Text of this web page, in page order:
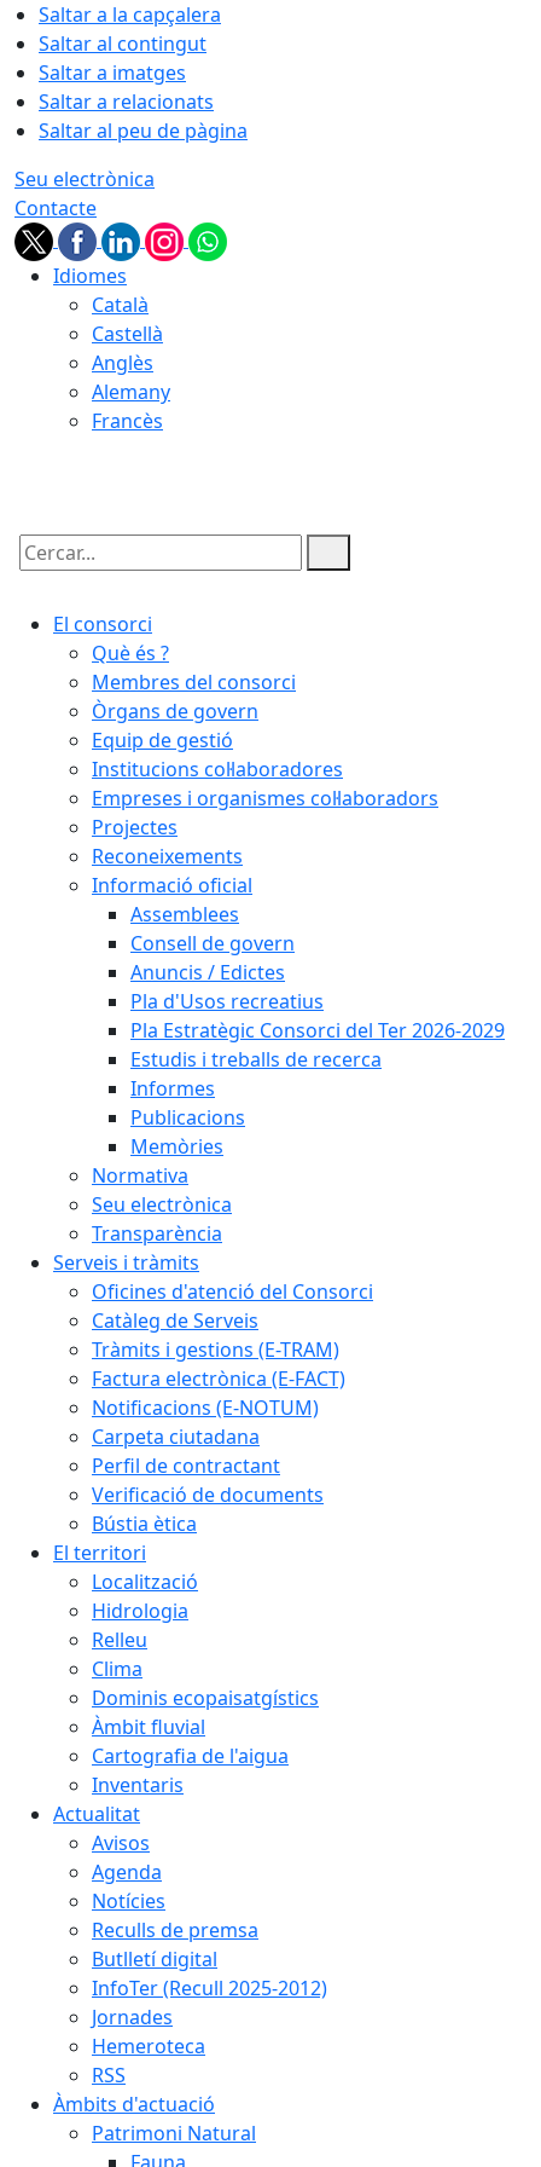
Saltar a la capçalera
Saltar al contingut
Saltar a imatges
Saltar a relacionats
Saltar al peu de pàgina
Seu electrònica
Contacte
Idiomes
Català
Castellà
Anglès
Alemany
Francès
Cercar:
El consorci
Què és ?
Membres del consorci
Òrgans de govern
Equip de gestió
Institucions col·laboradores
Empreses i organismes col·laboradors
Projectes
Reconeixements
Informació oficial
Assemblees
Consell de govern
Anuncis / Edictes
Pla d'Usos recreatius
Pla Estratègic Consorci del Ter 2026-2029
Estudis i treballs de recerca
Informes
Publicacions
Memòries
Normativa
Seu electrònica
Transparència
Serveis i tràmits
Oficines d'atenció del Consorci
Catàleg de Serveis
Tràmits i gestions (E-TRAM)
Factura electrònica (E-FACT)
Notificacions (E-NOTUM)
Carpeta ciutadana
Perfil de contractant
Verificació de documents
Bústia ètica
El territori
Localització
Hidrologia
Relleu
Clima
Dominis ecopaisatgístics
Àmbit fluvial
Cartografia de l'aigua
Inventaris
Actualitat
Avisos
Agenda
Notícies
Reculls de premsa
Butlletí digital
InfoTer (Recull 2025-2012)
Jornades
Hemeroteca
RSS
Àmbits d'actuació
Patrimoni Natural